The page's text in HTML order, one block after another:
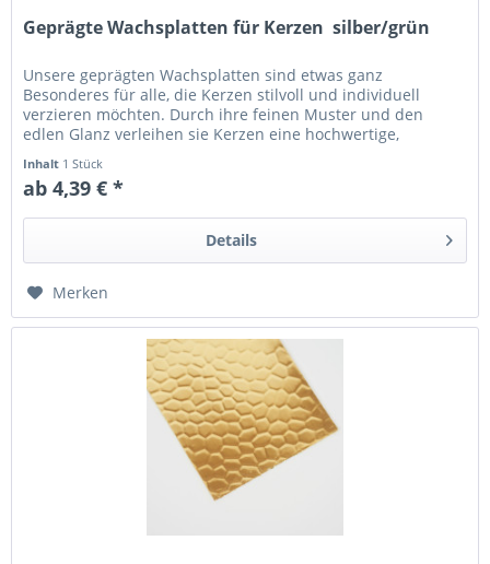
Geprägte Wachsplatten für Kerzen  silber/grün
Unsere geprägten Wachsplatten sind etwas ganz
Besonderes für alle, die Kerzen stilvoll und individuell
verzieren möchten. Durch ihre feinen Muster und den
edlen Glanz verleihen sie Kerzen eine hochwertige,
Inhalt 1 Stück
ab 4,39 € *
Details
Merken